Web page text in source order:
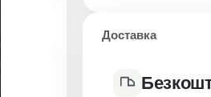
Доставка